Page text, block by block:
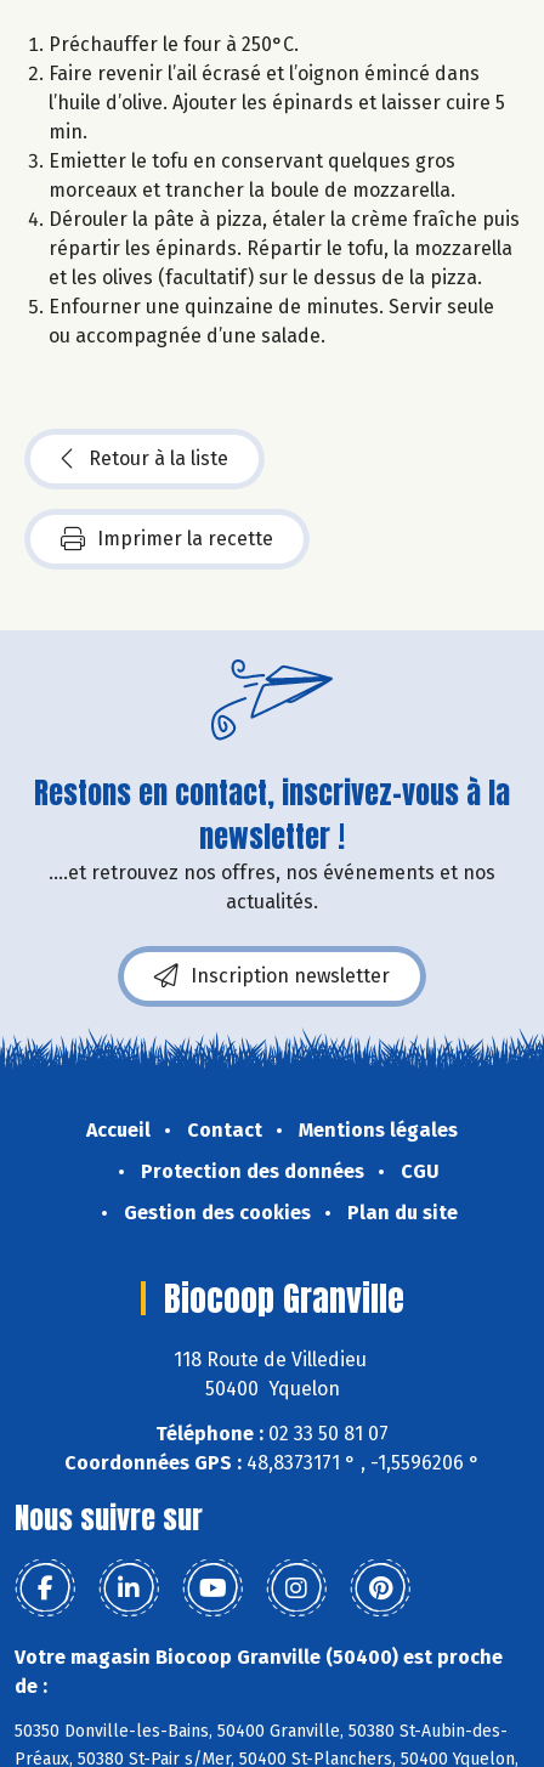
Préchauffer le four à 250°C.
Faire revenir l’ail écrasé et l’oignon émincé dans
l’huile d’olive. Ajouter les épinards et laisser cuire 5
min.
Emietter le tofu en conservant quelques gros
morceaux et trancher la boule de mozzarella.
Dérouler la pâte à pizza, étaler la crème fraîche puis
répartir les épinards. Répartir le tofu, la mozzarella
et les olives (facultatif) sur le dessus de la pizza.
Enfourner une quinzaine de minutes. Servir seule
ou accompagnée d’une salade.
Retour à la liste
Imprimer la recette
Restons en contact, inscrivez-vous à la
newsletter !
....et retrouvez nos offres, nos événements et nos
actualités.
Inscription newsletter
Accueil Contact
Mentions légales
Protection des données
CGU
Gestion des cookies
Plan du site
Biocoop Granville
118 Route de Villedieu
50400 Yquelon
Téléphone : 02 33 50 81 07
Coordonnées GPS : 48,8373171 ° , -1,5596206 °
Nous suivre sur
Votre magasin Biocoop Granville (50400) est proche
de :
50350 Donville-les-Bains, 50400 Granville, 50380 St-Aubin-des-
Préaux, 50380 St-Pair s/Mer, 50400 St-Planchers, 50400 Yquelon,